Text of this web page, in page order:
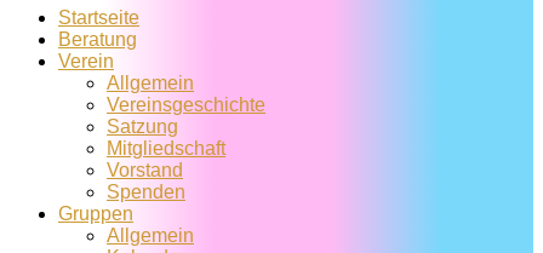
Startseite
Beratung
Verein
Allgemein
Vereins­geschichte
Satzung
Mitglied­schaft
Vorstand
Spenden
Gruppen
Allgemein